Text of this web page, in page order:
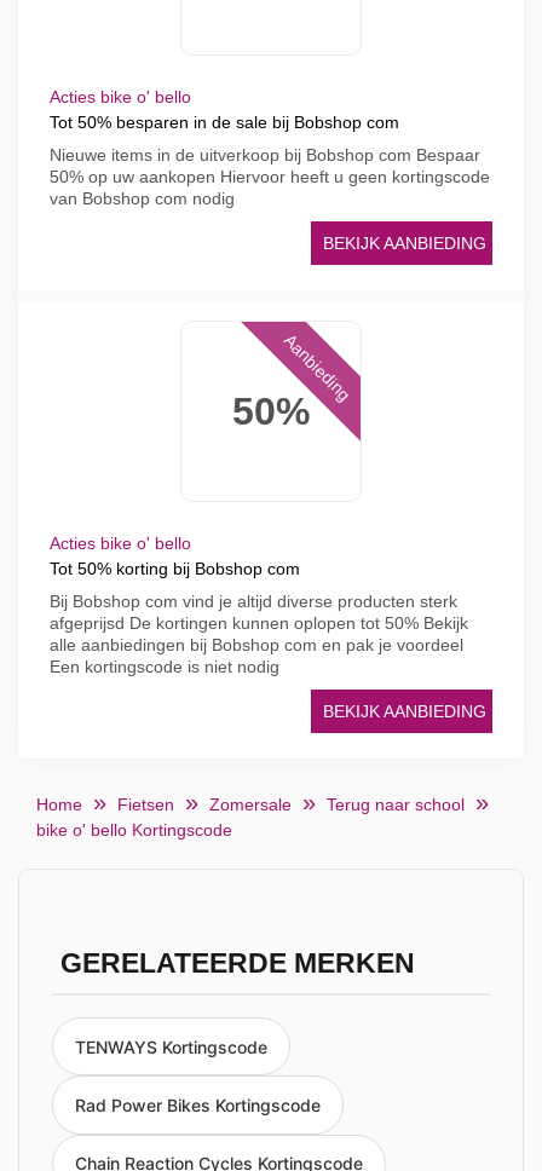
Acties bike o' bello
Tot 50% besparen in de sale bij Bobshop com
Nieuwe items in de uitverkoop bij Bobshop com Bespaar
50% op uw aankopen Hiervoor heeft u geen kortingscode
van Bobshop com nodig
BEKIJK AANBIEDING
50%
Aanbieding
Acties bike o' bello
Tot 50% korting bij Bobshop com
Bij Bobshop com vind je altijd diverse producten sterk
afgeprijsd De kortingen kunnen oplopen tot 50% Bekijk
alle aanbiedingen bij Bobshop com en pak je voordeel
Een kortingscode is niet nodig
BEKIJK AANBIEDING
Home Fietsen Zomersale
Terug naar school
bike o' bello Kortingscode
GERELATEERDE MERKEN
TENWAYS Kortingscode
Rad Power Bikes Kortingscode
Chain Reaction Cycles Kortingscode